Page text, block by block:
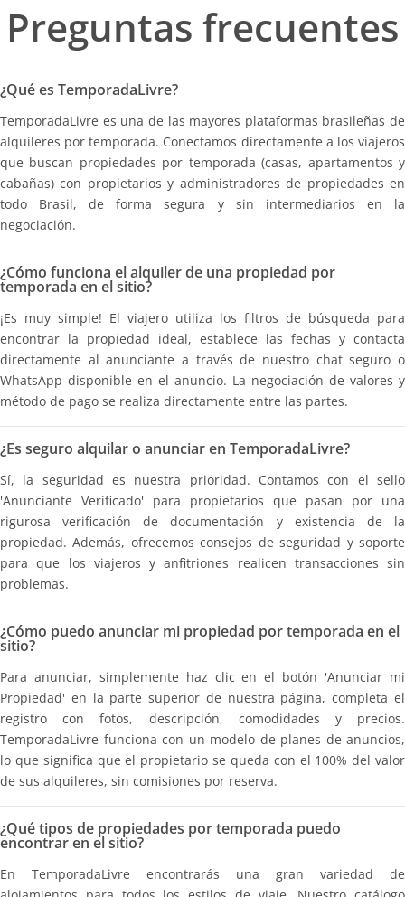
Preguntas frecuentes
¿Qué es TemporadaLivre?
TemporadaLivre es una de las mayores plataformas brasileñas de
alquileres por temporada. Conectamos directamente a los viajeros
que buscan propiedades por temporada (casas, apartamentos y
cabañas) con propietarios y administradores de propiedades en
todo Brasil, de forma segura y sin intermediarios en la
negociación.
¿Cómo funciona el alquiler de una propiedad por
temporada en el sitio?
¡Es muy simple! El viajero utiliza los filtros de búsqueda para
encontrar la propiedad ideal, establece las fechas y contacta
directamente al anunciante a través de nuestro chat seguro o
WhatsApp disponible en el anuncio. La negociación de valores y
método de pago se realiza directamente entre las partes.
¿Es seguro alquilar o anunciar en TemporadaLivre?
Sí, la seguridad es nuestra prioridad. Contamos con el sello
'Anunciante Verificado' para propietarios que pasan por una
rigurosa verificación de documentación y existencia de la
propiedad. Además, ofrecemos consejos de seguridad y soporte
para que los viajeros y anfitriones realicen transacciones sin
problemas.
¿Cómo puedo anunciar mi propiedad por temporada en el
sitio?
Para anunciar, simplemente haz clic en el botón 'Anunciar mi
Propiedad' en la parte superior de nuestra página, completa el
registro con fotos, descripción, comodidades y precios.
TemporadaLivre funciona con un modelo de planes de anuncios,
lo que significa que el propietario se queda con el 100% del valor
de sus alquileres, sin comisiones por reserva.
¿Qué tipos de propiedades por temporada puedo
encontrar en el sitio?
En TemporadaLivre encontrarás una gran variedad de